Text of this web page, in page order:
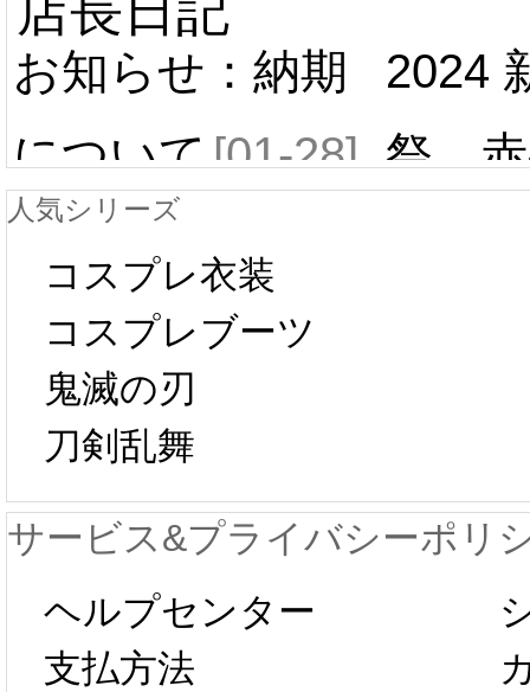
お知らせ：納期
について[01-28]
中国旧正月の影
響で2024年2月5
日から工場生産
が一時停止いた
します。 2月5日
以後のご注文
2024
祭 赤
プレ
新春
人気シリーズ
コスプレ衣装
コスプレブーツ
鬼滅の刃
刀剣乱舞
サービス&プライバシーポリ
ヘルプセンター
支払方法